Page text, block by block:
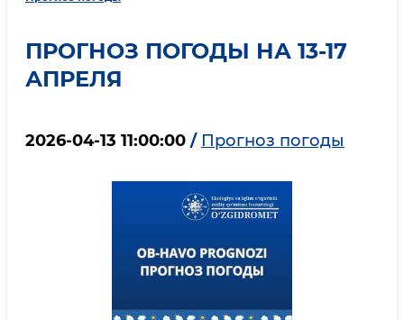
ПРОГНОЗ ПОГОДЫ НА 13-17
АПРЕЛЯ
2026-04-13 11:00:00 / Прогноз погоды